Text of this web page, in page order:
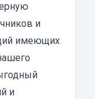
и
имеющих
и